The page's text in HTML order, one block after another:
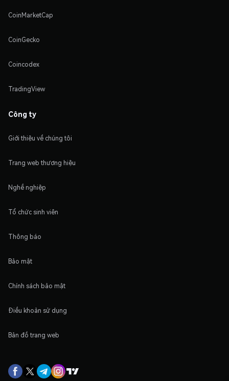
CoinMarketCap
CoinGecko
Coincodex
TradingView
Công ty
Giới thiệu về chúng tôi
Trang web thương hiệu
Nghề nghiệp
Tổ chức sinh viên
Thông báo
Bảo mật
Chính sách bảo mật
Điều khoản sử dụng
Bản đồ trang web